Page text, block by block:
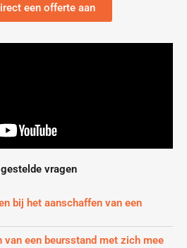
een offerte aan
vragen
bij het aanschaffen van een
van een beursstand met zich mee